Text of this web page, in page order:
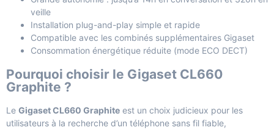
veille
Installation plug-and-play simple et rapide
Compatible avec les combinés supplémentaires Gigaset
Consommation énergétique réduite (mode ECO DECT)
Pourquoi choisir le Gigaset CL660
Graphite ?
Le Gigaset CL660 Graphite est un choix judicieux pour les
utilisateurs à la recherche d’un téléphone sans fil fiable,